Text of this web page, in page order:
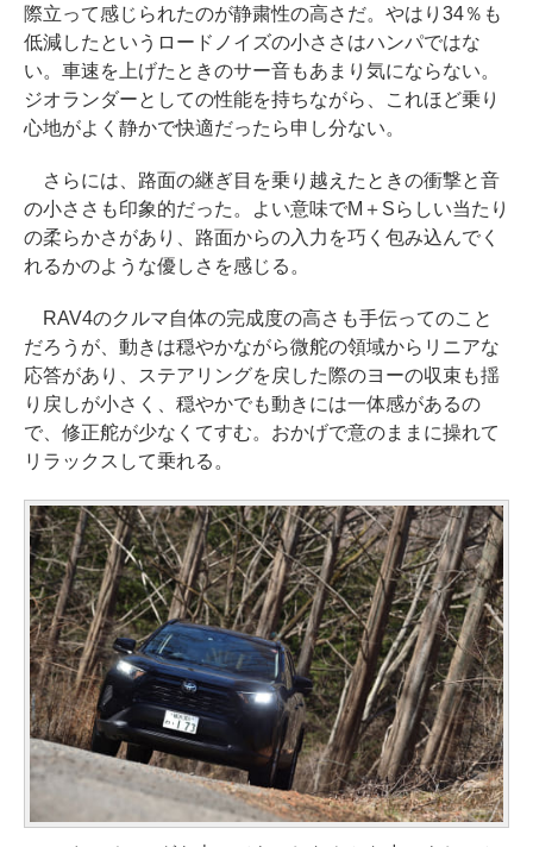
際立って感じられたのが静粛性の高さだ。やはり34％も
低減したというロードノイズの小ささはハンパではな
い。車速を上げたときのサー音もあまり気にならない。
ジオランダーとしての性能を持ちながら、これほど乗り
心地がよく静かで快適だったら申し分ない。
さらには、路面の継ぎ目を乗り越えたときの衝撃と音
の小ささも印象的だった。よい意味でM＋Sらしい当たり
の柔らかさがあり、路面からの入力を巧く包み込んでく
れるかのような優しさを感じる。
RAV4のクルマ自体の完成度の高さも手伝ってのこと
だろうが、動きは穏やかながら微舵の領域からリニアな
応答があり、ステアリングを戻した際のヨーの収束も揺
り戻しが小さく、穏やかでも動きには一体感があるの
で、修正舵が少なくてすむ。おかげで意のままに操れて
リラックスして乗れる。